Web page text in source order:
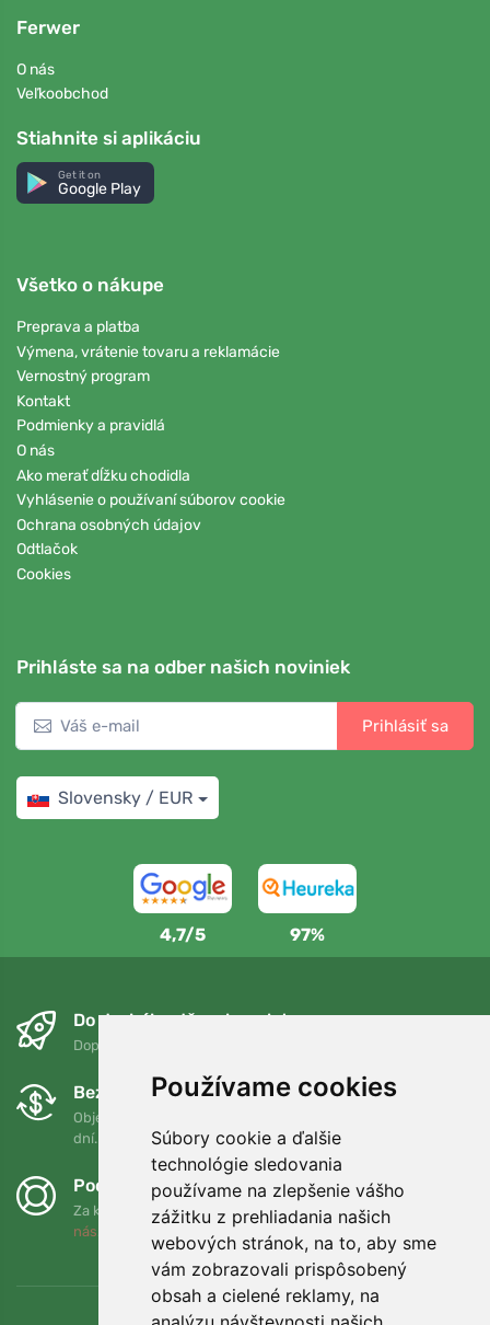
Používame cookies
Súbory cookie a ďalšie
technológie sledovania
používame na zlepšenie vášho
zážitku z prehliadania našich
webových stránok, na to, aby sme
vám zobrazovali prispôsobený
obsah a cielené reklamy, na
Ferwer
O nás
Veľkoobchod
Stiahnite si aplikáciu
Get it on
Google Play
Všetko o nákupe
Preprava a platba
Výmena, vrátenie tovaru a reklamácie
Vernostný program
Kontakt
Podmienky a pravidlá
O nás
Ako merať dĺžku chodidla
Vyhlásenie o používaní súborov cookie
Ochrana osobných údajov
Odtlačok
Cookies
Prihláste sa na odber našich noviniek
Prihlásiť sa
Slovensky / EUR
4,7/5 97%
Do druhého dňa a bezplatne
Doprava zadarmo pri objednávkach nad 75 EUR
Bezplatná výmena a vrátenie tovaru
Objednávku môžete kedykoľvek vrátiť alebo vymeniť do 90
dní.
Podporujeme Trees.org
Za každú objednávku zasadíme strom! Prečítajte si viac
nás